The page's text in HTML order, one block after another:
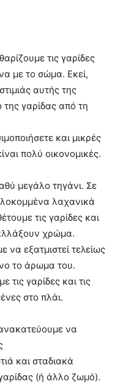
τις γαρίδες
με το σώμα. Εκεί,
αυτής της
γαρίδας από τη
και μικρές
πολύ οικονομικές.
μεγάλο τηγάνι. Σε
λαχανικά
τις γαρίδες και
χρώμα.
εξατμιστεί τελείως
το άρωμα του.
γαρίδες και τις
στο πλάι.
να
και σταδιακά
(ή άλλο ζωμό).